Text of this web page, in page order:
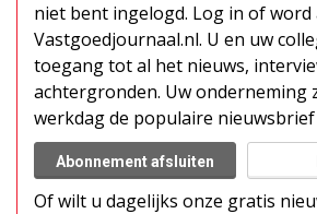
niet bent ingelogd. Log in of word
Vastgoedjournaal.nl. U en uw
toegang tot al het nieuws,
achtergronden. Uw onderneming
werkdag de populaire
Abonnement afsluiten
Of wilt u dagelijks onze gratis